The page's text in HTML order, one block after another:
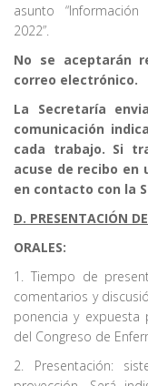
asunto
2022”.
No se aceptarán
correo electrónico.
La Secretaría
comunicación
cada trabajo. Si
acuse de recibo en
en contacto con la
D. PRESENTACIÓN
ORALES:
1. Tiempo de
comentarios y
ponencia y
del Congreso de
2. Presentación: